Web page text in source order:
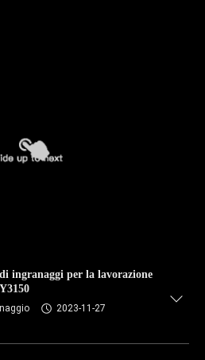
ingranaggi per la lavorazione
2023-11-27